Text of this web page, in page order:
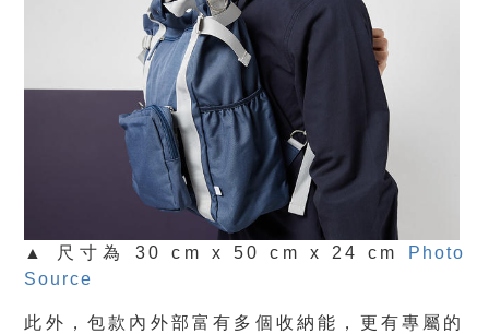
▲ 尺寸為 30 cm x 50 cm x 24 cm
Photo
Source
此外，包款內外部富有多個收納能，更有專屬的